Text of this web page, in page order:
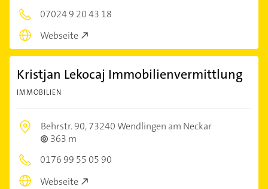
07024 9 20 43 18
Webseite
Kristjan Lekocaj Immobilienvermittlung
IMMOBILIEN
Behrstr. 90,73240 Wendlingen am Neckar
363 m
0176 99 55 05 90
Webseite